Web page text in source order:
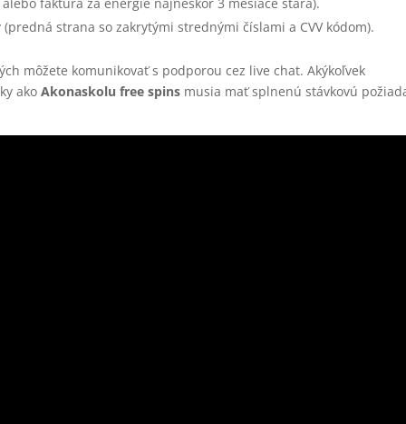
strana so zakrytými strednými číslami a CVV kódom).
môžete komunikovať s podporou cez live chat. Akýkoľvek
akoAkonaskolu free spins musia mať splnenú stávkovú